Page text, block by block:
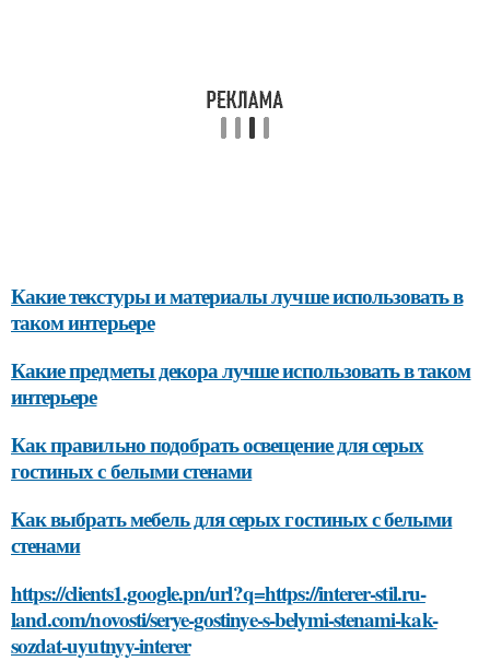
Какие текстуры и материалы лучше использовать в
таком интерьере
Какие предметы декора лучше использовать в таком
интерьере
Как правильно подобрать освещение для серых
гостиных с белыми стенами
Как выбрать мебель для серых гостиных с белыми
стенами
https://clients1.google.pn/url?q=https://interer-stil.ru-
land.com/novosti/serye-gostinye-s-belymi-stenami-kak-
sozdat-uyutnyy-interer